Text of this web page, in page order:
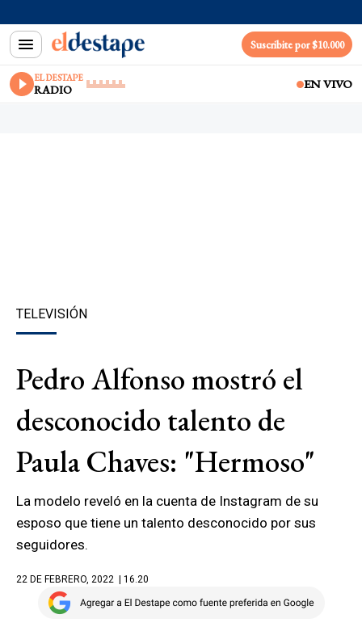
Suscribite por $10.000
EL DESTAPE
RADIO EN VIVO
TELEVISIÓN
Pedro Alfonso mostró el
desconocido talento de
Paula Chaves: "Hermoso"
La modelo reveló en la cuenta de Instagram de su
esposo que tiene un talento desconocido por sus
seguidores.
22 DE FEBRERO, 2022 | 16.20